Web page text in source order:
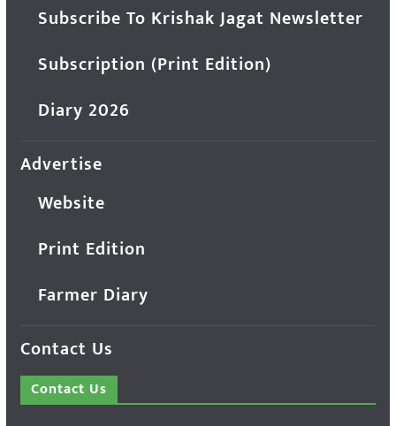
Subscribe To Krishak Jagat Newsletter
Subscription (Print Edition)
Diary 2026
Advertise
Website
Print Edition
Farmer Diary
Contact Us
Contact Us